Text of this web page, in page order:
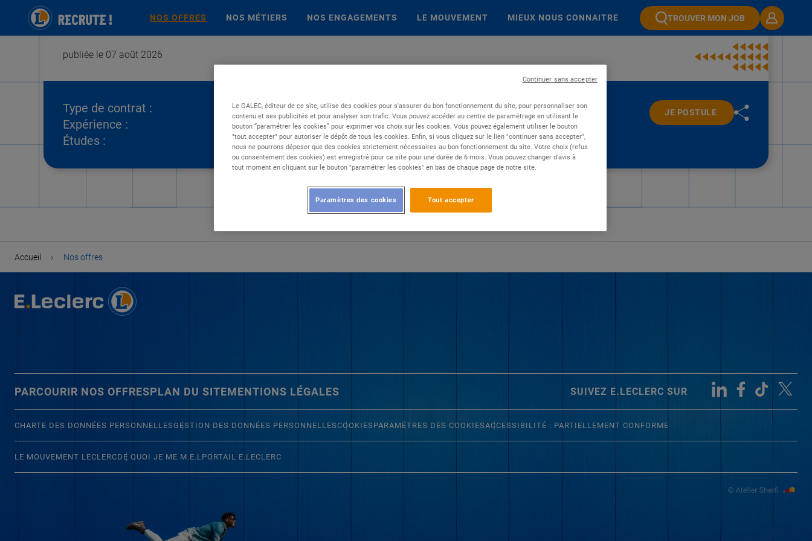
NOS OFFRES NOS MÉTIERS NOS ENGAGEMENTS LE MOUVEMENT MIEUX NOUS CONNAITRE TROUVER MON JOB
publiée le 07 août 2026
Type de contrat :
Expérience :
Études :
JE POSTULE
Accueil › Nos offres
PARCOURIR NOS OFFRESPLAN DU SITEMENTIONS LÉGALES SUIVEZ E.LECLERC SUR
CHARTE DES DONNÉES PERSONNELLESGESTION DES DONNÉES PERSONNELLESCOOKIES PARAMÈTRES DES COOKIESACCESSIBILITÉ : PARTIELLEMENT CONFORME
LE MOUVEMENT LECLERCDE QUOI JE ME M.E.LPORTAIL E.LECLERC
Le GALEC, éditeur de ce site, utilise des cookies pour s'assurer du bon fonctionnement du site, pour personnaliser son
contenu et ses publicités et pour analyser son trafic. Vous pouvez accéder au centre de paramétrage en utilisant le
bouton “paramétrer les cookies” pour exprimer vos choix sur les cookies. Vous pouvez également utiliser le bouton
"tout accepter" pour autoriser le dépôt de tous les cookies. Enfin, si vous cliquez sur le lien "continuer sans accepter",
nous ne pourrons déposer que des cookies strictement nécessaires au bon fonctionnement du site. Votre choix (refus
ou consentement des cookies) est enregistré pour ce site pour une durée de 6 mois. Vous pouvez changer d'avis à
tout moment en cliquant sur le bouton "paramétrer les cookies" en bas de chaque page de notre site.
Tout accepter
Paramètres des cookies
Continuer sans accepter